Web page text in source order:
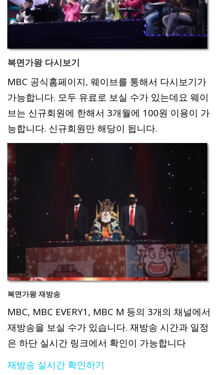
복면가왕 다시보기
MBC 공식홈페이지, 웨이브를 통해서 다시보기가
가능합니다. 모두 유료로 보실 수가 있는데요 웨이
브는 신규회원에 한해서 3개월에 100원 이용이 가
능합니다. 신규회원만 해당이 됩니다.
복면가왕 재방송
MBC, MBC EVERY1, MBC M 등의 3개의 채널에서
재방송을 보실 수가 있습니다. 재방송 시간과 일정
은 하단 실시간 링크에서 확인이 가능합니다
재방송 실시간 확인하기